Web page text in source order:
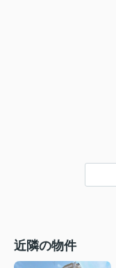
近隣の物件